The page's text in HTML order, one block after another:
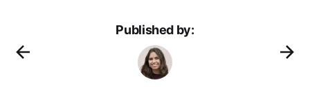
Published by: